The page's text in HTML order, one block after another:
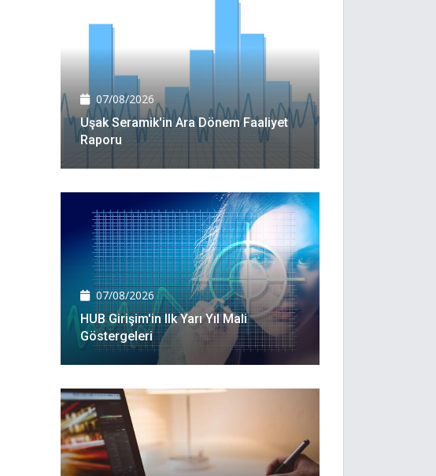
07/08/2026
Uşak Seramik'in Ara Dönem Faaliyet
Raporu
07/08/2026
HUB Girişim'in Ilk Yarı Yıl Mali
Göstergeleri